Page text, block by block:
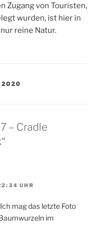
Zugang von Touristen,
wurden, ist hier in
reine Natur.
2020
– Cradle
UHR
mag das letzte Foto
im